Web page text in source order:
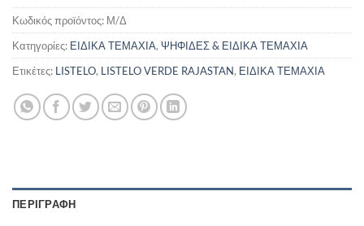
Κωδικός προϊόντος: Μ/Δ
Κατηγορίες: ΕΙΔΙΚΑ ΤΕΜΑΧΙΑ, ΨΗΦΙΔΕΣ & ΕΙΔΙΚΑ ΤΕΜΑΧΙΑ
Ετικέτες: LISTELO, LISTELO VERDE RAJASTAN, ΕΙΔΙΚΑ ΤΕΜΑΧΙΑ
ΠΕΡΙΓΡΑΦΉ